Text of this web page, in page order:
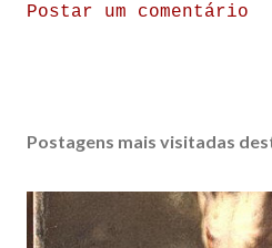
Postar um comentário
Postagens mais visitadas